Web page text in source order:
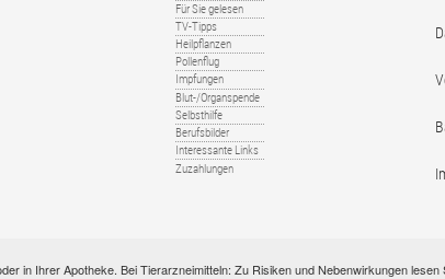
Für Sie gelesen
TV-Tipps
Heilpflanzen
Pollenflug
Impfungen
Blut-/Organspende
Selbsthilfe
Berufsbilder
Interessante Links
Zuzahlungen
in Ihrer Apotheke. Bei Tierarzneimitteln: Zu Risiken und Nebenwirkungen lesen